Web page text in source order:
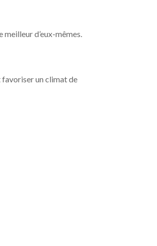
d’eux-mêmes.
favoriser un climat de